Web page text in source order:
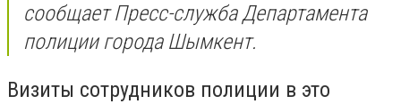
сообщает Пресс-служба Департамента
полиции города Шымкент.
Визиты сотрудников полиции в это